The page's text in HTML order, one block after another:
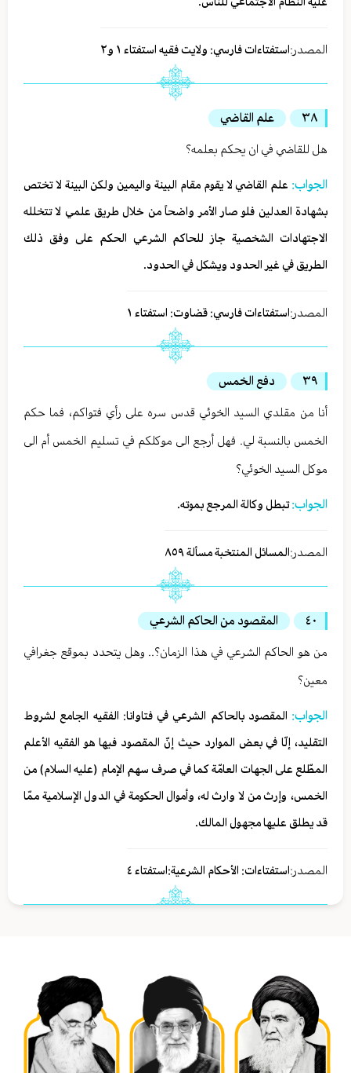
المصدر:استفتاءات فارسي: ولايت فقيه استفتاء ١ و٢
٣٨
علم القاضي
هل للقاضي في ان يحكم بعلمه؟
الجواب: علم القاضي لا يقوم مقام البينة واليمين ولكن البينة لا تختص
بشهادة العدلين فلو صار الأمر واضحاً من خلال طريق علمي لا تتخلله
الاجتهادات الشخصية جاز للحاكم الشرعي الحكم على وفق ذلك
الطريق في غير الحدود ويشكل في الحدود.
المصدر:استفتاءات فارسي: قضاوت: استفتاء ١
٣٩
دفع الخمس
أنا من مقلدي السيد الخوئي قدس سره على رأي فتواكم، فما حكم
الخمس بالنسبة لي. فهل أرجع الى موكلكم في تسليم الخمس أم الى
موكل السيد الخوئي؟
الجواب:تبطل وكالة المرجع بموته.
المصدر:المسائل المنتخبة مسألة ٨٥٩
٤٠
المقصود من الحاكم الشرعي
من هو الحاكم الشرعي في هذا الزمان؟.. وهل يتحدد بموقع جغرافي
معين؟
الجواب: المقصود بالحاكم الشرعي في فتاوانا: الفقيه الجامع لشروط
التقليد، إلّا في بعض الموارد حيث إنّ المقصود فيها هو الفقيه الأعلم
المطّلع على الجهات العامّة كما في صرف سهم الإمام (عليه السلام) من
الخمس، وإرث من لا وارث له، وأموال الحكومة في الدول الإسلامية ممّا
قد يطلق عليها مجهول المالك.
المصدر:استفتاءات: الأحكام الشرعية:استفتاء ٤